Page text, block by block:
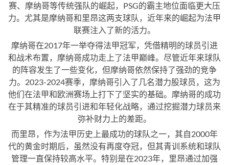
赛、摩纳哥等传统强队的崛起，PSG的霸主地位面临更大压
力。尤其是摩纳哥和里昂这两支球队，近年来的崛起为法甲
联赛注入了新的活力。
摩纳哥在2017年一举夺得法甲冠军，凭借精明的球员引进
和战术布置，摩纳哥成功走上了法甲巅峰。尽管近年来球队
的阵容发生了一些变化，但摩纳哥依然保持了强劲的竞争
力。2023-2024赛季，摩纳哥引入了几名潜力股球员，这为
他们在法甲和欧洲赛场上打下了坚实的基础。摩纳哥的成功
在于其精准的球员引进和年轻化战略，通过挖掘潜力球员来
弥补财力上的差距。
而里昂，作为法甲历史上最成功的球队之一，其自2000年
代的黄金时期后，虽然没有再度夺冠，但其青训系统和球队
管理一直保持较高水平。特别是在2023年，里昂通过加强